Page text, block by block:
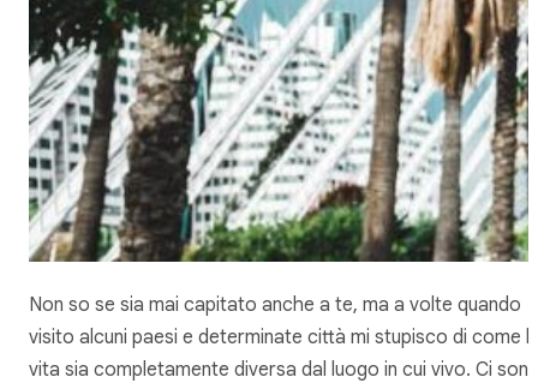
Non so se sia mai capitato anche a te, ma a volte quando
visito alcuni paesi e determinate città mi stupisco di come
vita sia completamente diversa dal luogo in cui vivo. Ci